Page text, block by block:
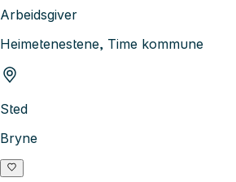
Arbeidsgiver
Heimetenestene, Time kommune
Sted
Bryne